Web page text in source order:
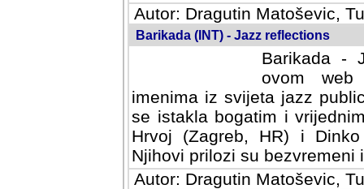
Autor: Dragutin Matoševic,
Barikada (INT) - Jazz reflections
Barikada -
ovom web
imenima iz svijeta jazz
se istakla bogatim i
Hrvoj (Zagreb, HR) i
Njihovi prilozi su bezvremeni
Autor: Dragutin Matoševic,